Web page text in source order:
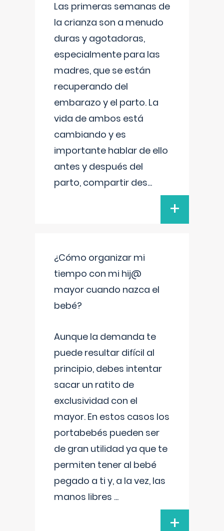
Las primeras semanas de
la crianza son a menudo
duras y agotadoras,
especialmente para las
madres, que se están
recuperando del
embarazo y el parto. La
vida de ambos está
cambiando y es
importante hablar de ello
antes y después del
parto, compartir des...
+
¿Cómo organizar mi
tiempo con mi hij@
mayor cuando nazca el
bebé?
Aunque la demanda te
puede resultar difícil al
principio, debes intentar
sacar un ratito de
exclusividad con el
mayor. En estos casos los
portabebés pueden ser
de gran utilidad ya que te
permiten tener al bebé
pegado a ti y, a la vez, las
manos libres ...
+